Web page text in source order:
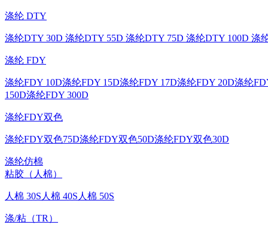
涤纶 DTY
涤纶DTY 30D 涤纶DTY 55D 涤纶DTY 75D 涤纶DTY 100D 涤
涤纶 FDY
涤纶FDY 10D涤纶FDY 15D涤纶FDY 17D涤纶FDY 20D涤纶
150D涤纶FDY 300D
涤纶FDY双色
涤纶FDY双色75D涤纶FDY双色50D涤纶FDY双色30D
涤纶仿棉
粘胶（人棉）
人棉 30S 人棉 40S 人棉 50S
涤/粘（TR）